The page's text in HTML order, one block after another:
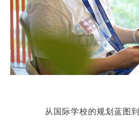
从国际学校的规划蓝图